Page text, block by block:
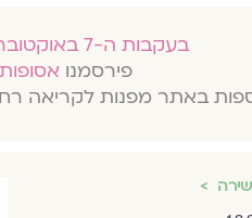
בעקבות ה-7 באוקטובר 2023
פירסמנו
באתר מפנות לקריאה
שירה